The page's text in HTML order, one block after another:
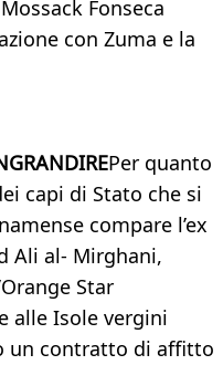
Fonseca
con Zuma e la
Per quanto
capi di Stato che si
compare l’ex
Ali al- Mirghani,
Star
alle Isole vergini
un contratto di affitto